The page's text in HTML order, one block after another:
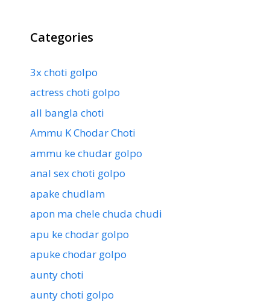
Categories
3x choti golpo
actress choti golpo
all bangla choti
Ammu K Chodar Choti
ammu ke chudar golpo
anal sex choti golpo
apake chudlam
apon ma chele chuda chudi
apu ke chodar golpo
apuke chodar golpo
aunty choti
aunty choti golpo